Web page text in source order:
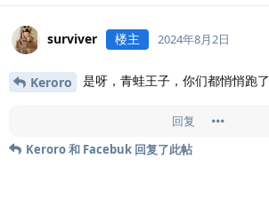
surviver 楼主 2024年8月2日
Keroro 是呀，青蛙王子，你们都悄悄跑了
回复
Keroro和 Facebuk 回复了此帖